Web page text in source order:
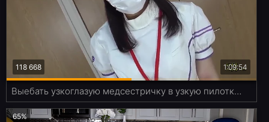
1:09:54
118 668
Выебать узкоглазую медсестричку в узкую пилотку - мечта любого анимешника
65%